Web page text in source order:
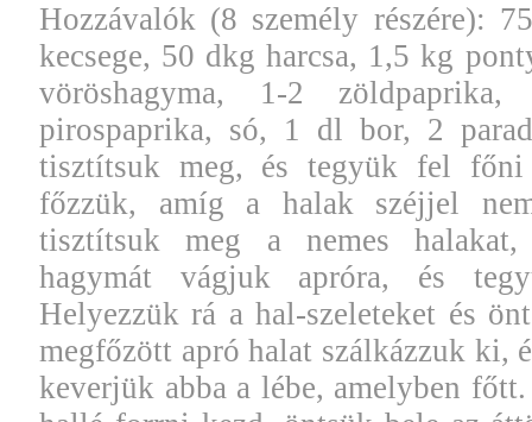
Hozzávalók (8 személy részére):
kecsege, 50 dkg harcsa, 1,5 kg
vöröshagyma, 1-2
pirospaprika, só, 1 dl bor, 2
tisztítsuk meg, és tegyük fel
főzzük, amíg a halak széjjel
tisztítsuk meg a nemes
hagymát vágjuk apróra, és
Helyezzük rá a hal-szeleteket és
megfőzött apró halat szálkázzuk ki,
keverjük abba a lébe, amelyben